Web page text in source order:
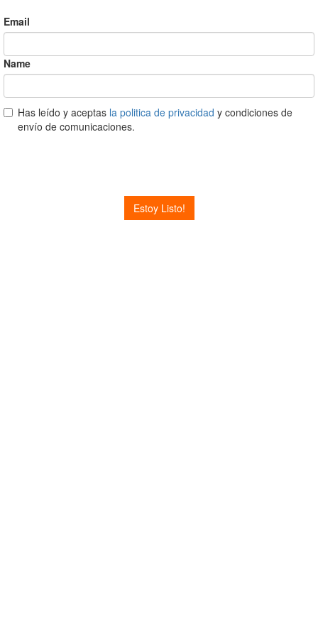
Email
Name
Has leído y aceptas la politica de privacidad y condiciones de
envío de comunicaciones.